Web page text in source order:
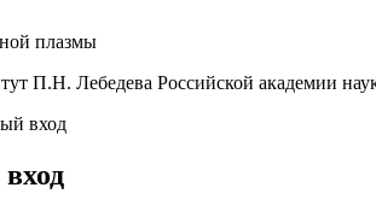
плазмы
П.Н. Лебедева Российской академии
вход